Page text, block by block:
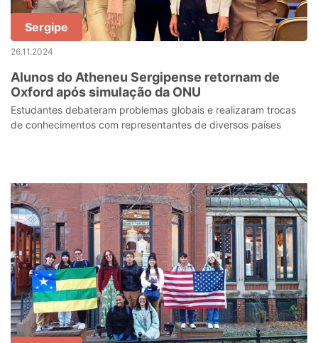
Sergipe
26.11.2024
Alunos do Atheneu Sergipense retornam de
Oxford após simulação da ONU
Estudantes debateram problemas globais e realizaram trocas
de conhecimentos com representantes de diversos países